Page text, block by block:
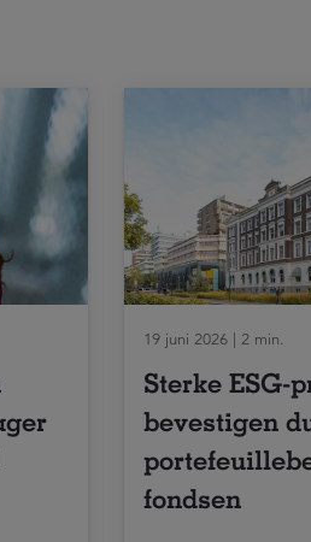
19 juni 2026 | 2 min.
Sterke ESG-
bevestigen
fondsen